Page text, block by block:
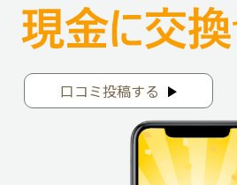
口コミ投稿する